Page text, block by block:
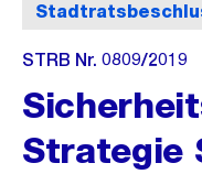
STRB Nr. 0809/2019
Strategie